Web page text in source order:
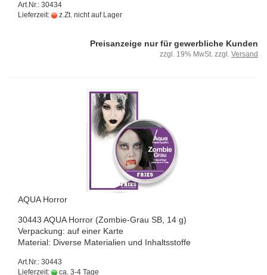
Art.Nr.: 30434
Lieferzeit:
z.Zt. nicht auf Lager
Preisanzeige nur für gewerbliche Kunden
zzgl. 19% MwSt. zzgl. Versand
AQUA Hor­ror
30443 AQUA Hor­ror (Zombie-​Grau SB, 14 g)
Ver­pa­ckung: auf einer Karte
Ma­te­ri­al: Di­ver­se Ma­te­ria­li­en und In­halts­stof­fe
Art.Nr.: 30443
Lieferzeit:
ca. 3-4 Tage